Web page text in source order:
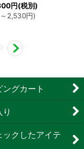
円(税別)
～2,530円)
ングカート
り
ックしたアイテ